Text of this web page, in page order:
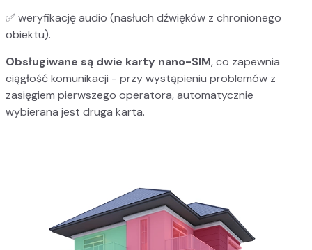
✅ weryfikację audio (nasłuch dźwięków z chronionego
obiektu).
Obsługiwane są dwie karty nano-SIM, co zapewnia
ciągłość komunikacji - przy wystąpieniu problemów z
zasięgiem pierwszego operatora, automatycznie
wybierana jest druga karta.